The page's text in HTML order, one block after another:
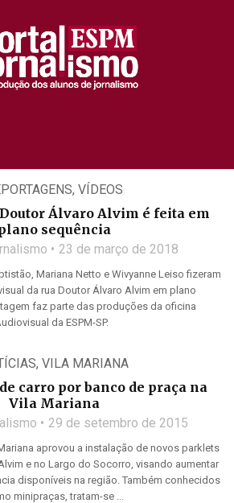
, VÍDEOS
Álvaro Alvim é feita em
sequência
23 de março de 2018
Mariana Netto e Wivyanne Leiso fizeram
da rua Doutor Álvaro Alvim em plano
faz parte das produções da oficina
da ESPM-SP.
, VILA MARIANA
carro por banco de praça na
Vila Mariana
29 de setembro de 2015
aprovou a instalação de novos parklets
e no Largo do Socorro, visando aumentar
disponíveis na região. Também conhecidos
minipraças, tratam-se ...